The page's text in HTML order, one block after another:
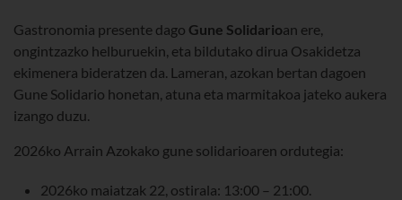
Gastronomia presente dago Gune Solidarioan ere,
ongintzazko helburuekin, eta bildutako dirua Osakidetza
ekimenera bideratzen da. Lameran, azokan bertan dagoen
Gune Solidario honetan, atuna eta marmitakoa jateko aukera
izango duzu.
2026ko Arrain Azokako gune solidarioaren ordutegia:
2026ko maiatzak 22, ostirala: 13:00 – 21:00.